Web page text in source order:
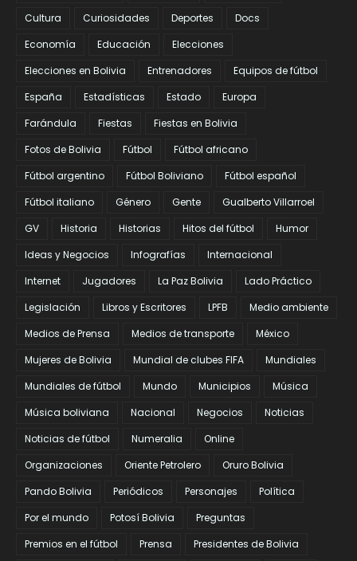
Cultura
Curiosidades Deportes
Docs
Economía
Educación
Elecciones
Elecciones en Bolivia
Entrenadores
Equipos de fútbol
España
Estadísticas Estado
Europa
Farándula
Fiestas
Fiestas en Bolivia
Fotos de Bolivia
Fútbol
Fútbol africano
Fútbol argentino
Fútbol Boliviano
Fútbol español
Fútbol italiano
Género Gente
Gualberto Villarroel
GV
Historia Historias Hitos del fútbol
Humor
Ideas y Negocios
Infografías
Internacional
Internet
Jugadores La Paz Bolivia
Lado Práctico
Legislación
Libros y Escritores LPFB
Medio ambiente
Medios de Prensa
Medios de transporte
México
Mujeres de Bolivia
Mundial de clubes FIFA
Mundiales
Mundiales de fútbol
Mundo Municipios
Música
Música boliviana
Nacional Negocios
Noticias
Noticias de fútbol
Numeralia
Online
Organizaciones
Oriente Petrolero
Oruro Bolivia
Pando Bolivia
Periódicos Personajes
Política
Por el mundo
Potosí Bolivia
Preguntas
Premios en el fútbol
Prensa Presidentes de Bolivia